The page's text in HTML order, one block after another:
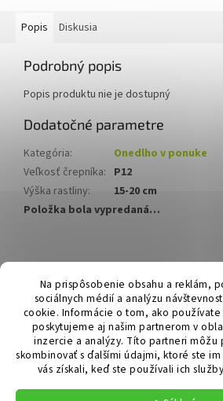
Na prispôsobenie obsahu a reklám,
sociálnych médií a analýzu
cookie. Informácie o tom, ako používate
poskytujeme aj našim partnerom v
inzercie a analýzy. Títo partneri môžu
skombinovať s ďalšími údajmi, ktoré ste
vás získali, keď ste používali ich
Popis Diskusia
Podrobný popis
Popis produktu nie je dostupný
Dodatočné parametre
Kategória:
Onedlho v ponuke
Veľkosť črepníka: P12
Výška rastliny:
15-20 cm
Položka bola vypredaná…
á
Hurmikaki.com
Vytvoril Shoptet